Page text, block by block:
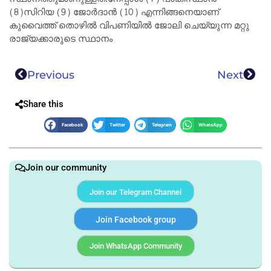
(8)സിറിയ (9) ജോർദാൻ (10) എന്നിങ്ങനെയാണ്
കുവൈത്ത് തൊഴിൽ വിപണിയിൽ ജോലി ചെയ്യുന്ന മറ്റു
രാജ്യക്കാരുടെ സ്ഥാനം
Previous Next
Share this
Facebook Twitter Telegram WhatsApp
Join our community
Join our Telegram Channel
Join Facebook group
Join WhatsApp Community